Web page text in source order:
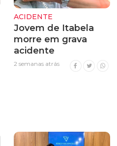
ACIDENTE
Jovem de Itabela
morre em grava
acidente
2 semanas atrás